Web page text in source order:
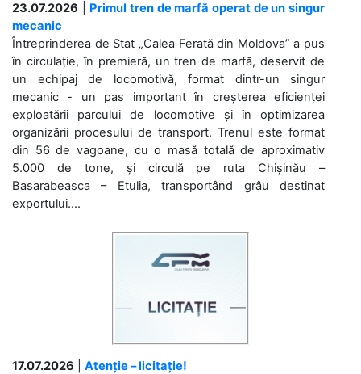
23.07.2026
Primul tren de marfă operat de un singur
mecanic
Întreprinderea de Stat „Calea Ferată din Moldova” a pus
în circulație, în premieră, un tren de marfă, deservit de
un echipaj de locomotivă, format dintr-un singur
mecanic - un pas important în creșterea eficienței
exploatării parcului de locomotive și în optimizarea
organizării procesului de transport. Trenul este format
din 56 de vagoane, cu o masă totală de aproximativ
5.000 de tone, și circulă pe ruta Chișinău –
Basarabeasca – Etulia, transportând grâu destinat
exportului....
17.07.2026
Atenție – licitație!